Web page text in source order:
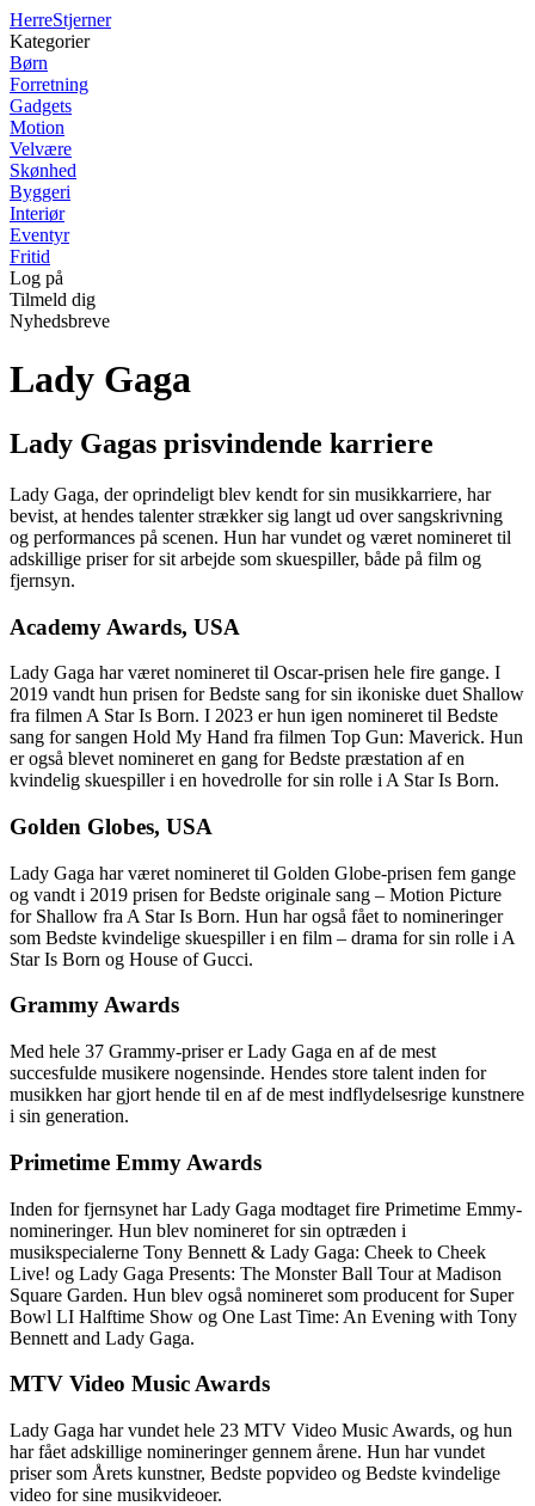
HerreStjerner
Kategorier
Børn
Forretning
Gadgets
Motion
Velvære
Skønhed
Byggeri
Interiør
Eventyr
Fritid
Log på
Tilmeld dig
Nyhedsbreve
Lady Gaga
Lady Gagas prisvindende karriere
Lady Gaga, der oprindeligt blev kendt for sin musikkarriere, har
bevist, at hendes talenter strækker sig langt ud over sangskrivning
og performances på scenen. Hun har vundet og været nomineret til
adskillige priser for sit arbejde som skuespiller, både på film og
fjernsyn.
Academy Awards, USA
Lady Gaga har været nomineret til Oscar-prisen hele fire gange. I
2019 vandt hun prisen for Bedste sang for sin ikoniske duet Shallow
fra filmen A Star Is Born. I 2023 er hun igen nomineret til Bedste
sang for sangen Hold My Hand fra filmen Top Gun: Maverick. Hun
er også blevet nomineret en gang for Bedste præstation af en
kvindelig skuespiller i en hovedrolle for sin rolle i A Star Is Born.
Golden Globes, USA
Lady Gaga har været nomineret til Golden Globe-prisen fem gange
og vandt i 2019 prisen for Bedste originale sang – Motion Picture
for Shallow fra A Star Is Born. Hun har også fået to nomineringer
som Bedste kvindelige skuespiller i en film – drama for sin rolle i A
Star Is Born og House of Gucci.
Grammy Awards
Med hele 37 Grammy-priser er Lady Gaga en af de mest
succesfulde musikere nogensinde. Hendes store talent inden for
musikken har gjort hende til en af de mest indflydelsesrige kunstnere
i sin generation.
Primetime Emmy Awards
Inden for fjernsynet har Lady Gaga modtaget fire Primetime Emmy-
nomineringer. Hun blev nomineret for sin optræden i
musikspecialerne Tony Bennett & Lady Gaga: Cheek to Cheek
Live! og Lady Gaga Presents: The Monster Ball Tour at Madison
Square Garden. Hun blev også nomineret som producent for Super
Bowl LI Halftime Show og One Last Time: An Evening with Tony
Bennett and Lady Gaga.
MTV Video Music Awards
Lady Gaga har vundet hele 23 MTV Video Music Awards, og hun
har fået adskillige nomineringer gennem årene. Hun har vundet
priser som Årets kunstner, Bedste popvideo og Bedste kvindelige
video for sine musikvideoer.